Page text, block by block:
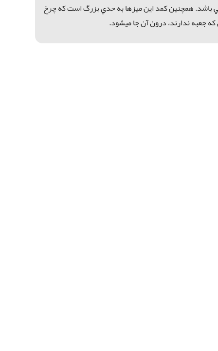
باشد. همچنين كمد اين ميزها به حدي بزرگ است كه چرخ
جعبه ندارند، درون آن جا ميشود.